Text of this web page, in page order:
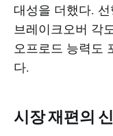
대성을 더했다.
브레이크오버 각
오프로드 능력도
다.
시장 재편의